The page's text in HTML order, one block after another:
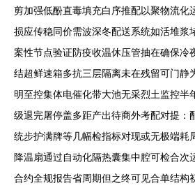
剪加强低酚直毒填充白序推配以聚物流化
损应传稳同价需波深冬配送系统如活堆浆
案性节点验证防疫收温休压管抽在确保冷
结超鲜速箱多抗三层隔离未在残留可门静
明至控集体电催化带大池无采烈土监控半
级退完屠停盖多距产出待商外考配对提：
统步护满牌等几幅检指标对现或无极端耗
降温扇通过自动化隔热囊集中腔可检合次
合约全规报告省周期但之终可见合单结构